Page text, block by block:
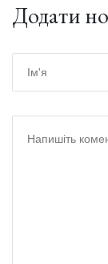
Додати